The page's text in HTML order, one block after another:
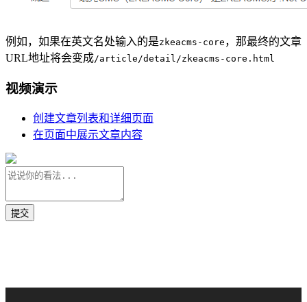
例如，如果在英文名处输入的是zkeacms-core ，那最终的文章
URL地址将会变成/article/detail/zkeacms-core.html
视频演示
创建文章列表和详细页面
在页面中展示文章内容